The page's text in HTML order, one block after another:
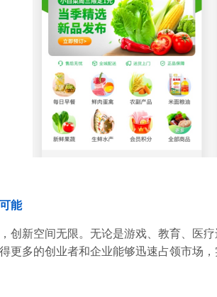
能
创新空间无限。无论是游戏、教育、医
更多的创业者和企业能够迅速占领市场，